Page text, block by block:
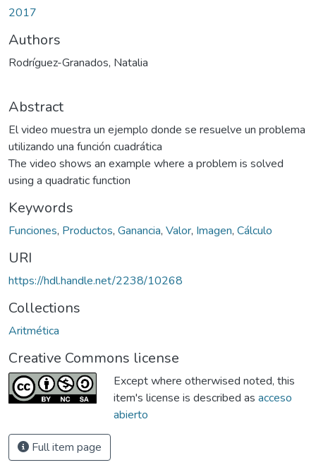
2017
Authors
Rodríguez-Granados, Natalia
Abstract
El video muestra un ejemplo donde se resuelve un problema
utilizando una función cuadrática
The video shows an example where a problem is solved
using a quadratic function
Keywords
Funciones, Productos, Ganancia, Valor, Imagen, Cálculo
URI
https://hdl.handle.net/2238/10268
Collections
Aritmética
Creative Commons license
Except where otherwised noted, this
item's license is described as acceso
abierto
Full item page